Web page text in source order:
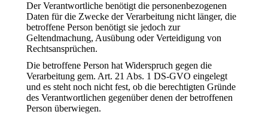
Der Verantwortliche benötigt die personenbezogenen
Daten für die Zwecke der Verarbeitung nicht länger, die
betroffene Person benötigt sie jedoch zur
Geltendmachung, Ausübung oder Verteidigung von
Rechtsansprüchen.
Die betroffene Person hat Widerspruch gegen die
Verarbeitung gem. Art. 21 Abs. 1 DS-GVO eingelegt
und es steht noch nicht fest, ob die berechtigten Gründe
des Verantwortlichen gegenüber denen der betroffenen
Person überwiegen.